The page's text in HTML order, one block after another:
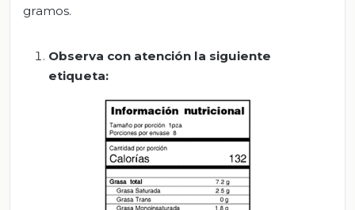
gramos.
Observa con atención la siguiente
etiqueta: